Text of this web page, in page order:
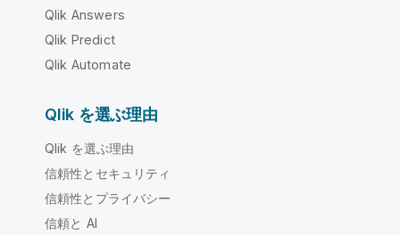
Qlik Answers
Qlik Predict
Qlik Automate
Qlik を選ぶ理由
Qlik を選ぶ理由
信頼性とセキュリティ
信頼性とプライバシー
信頼と AI